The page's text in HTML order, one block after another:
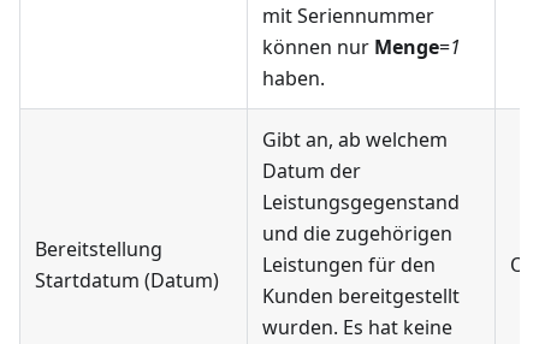
mit Seriennummer
können nur Menge=1
haben.
Bereitstellung
Startdatum (Datum)
Gibt an, ab welchem
Datum der
Leistungsgegenstand
und die zugehörigen
Leistungen für den
Kunden bereitgestellt
wurden. Es hat keine